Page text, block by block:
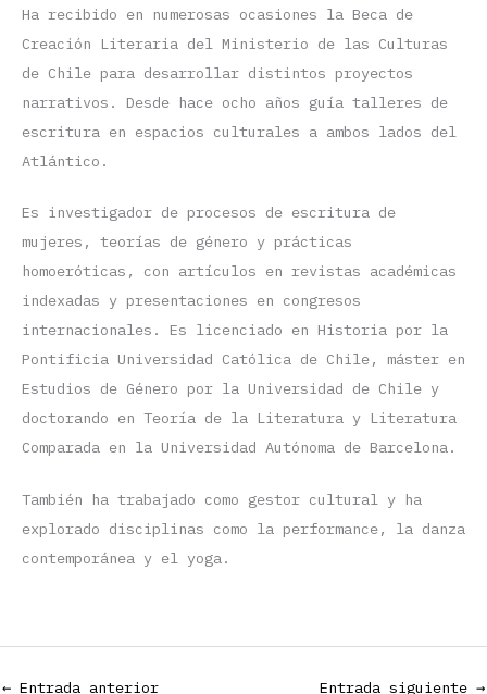
Ha recibido en numerosas ocasiones la Beca de
Creación Literaria del Ministerio de las Culturas
de Chile para desarrollar distintos proyectos
narrativos. Desde hace ocho años guía talleres de
escritura en espacios culturales a ambos lados del
Atlántico.
Es investigador de procesos de escritura de
mujeres, teorías de género y prácticas
homoeróticas, con artículos en revistas académicas
indexadas y presentaciones en congresos
internacionales. Es licenciado en Historia por la
Pontificia Universidad Católica de Chile, máster en
Estudios de Género por la Universidad de Chile y
doctorando en Teoría de la Literatura y Literatura
Comparada en la Universidad Autónoma de Barcelona.
También ha trabajado como gestor cultural y ha
explorado disciplinas como la performance, la danza
contemporánea y el yoga.
← Entrada anterior Entrada siguiente →